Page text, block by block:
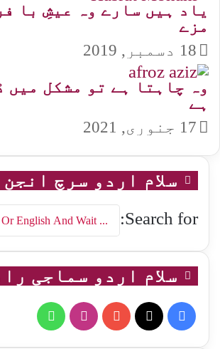
یاد ہیں سارے وہ عیشِ با
مزے
18 دسمبر, 2019
وہ چاہتا ہے تو مشکل میں
ہے
17 جنوری, 2021
سلام اردو سرچ انجن
Search for:
سلام اردو سماجی
Facebook
YouTube
Instagram
WhatsApp